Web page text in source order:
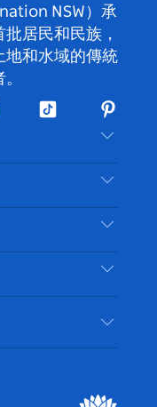
NSW）承
居民和民族，
地和水域的傳統
抖